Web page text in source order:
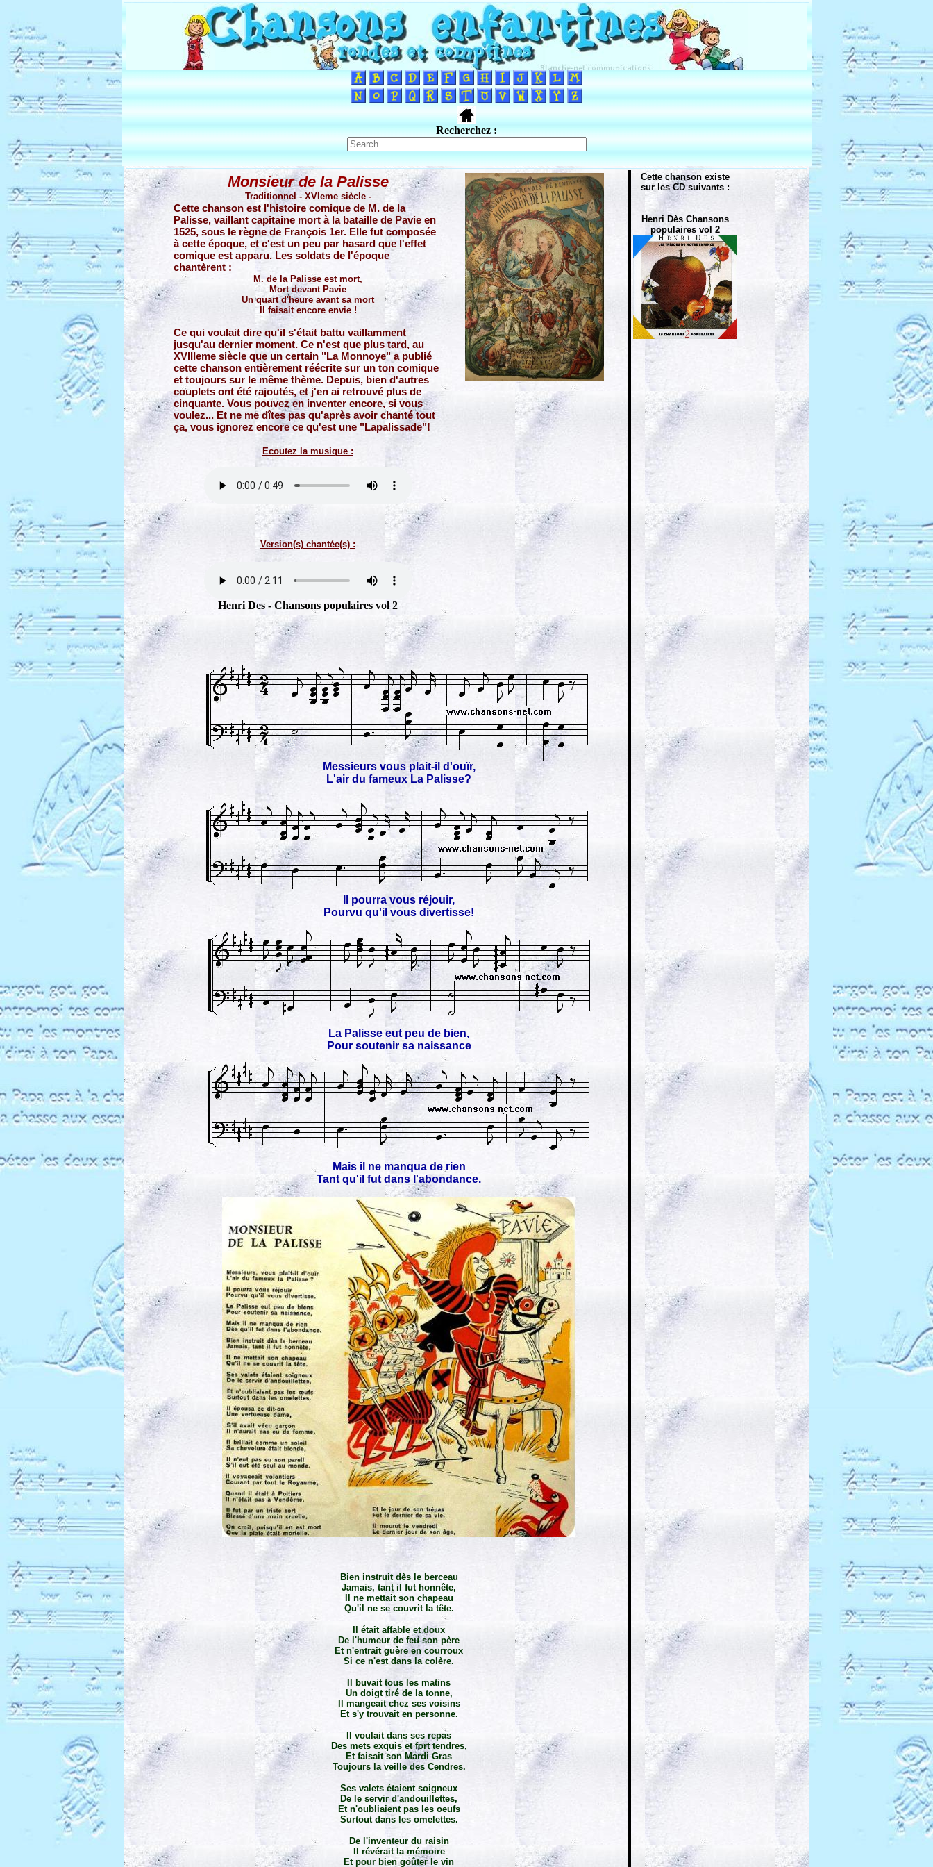
Recherchez :
Monsieur de la Palisse
Traditionnel - XVIeme siècle -
Cette chanson est l'histoire comique de M. de la
Palisse, vaillant capitaine mort à la bataille de Pavie en
1525, sous le règne de François 1er. Elle fut composée
à cette époque, et c'est un peu par hasard que l'effet
comique est apparu. Les soldats de l'époque
chantèrent :
M. de la Palisse est mort,
Mort devant Pavie
Un quart d'heure avant sa mort
Il faisait encore envie !
Ce qui voulait dire qu'il s'était battu vaillamment
jusqu'au dernier moment. Ce n'est que plus tard, au
XVIIIeme siècle que un certain "La Monnoye" a publié
cette chanson entièrement réécrite sur un ton comique
et toujours sur le même thème. Depuis, bien d'autres
couplets ont été rajoutés, et j'en ai retrouvé plus de
cinquante. Vous pouvez en inventer encore, si vous
voulez... Et ne me dîtes pas qu'après avoir chanté tout
ça, vous ignorez encore ce qu'est une "Lapalissade"!
Ecoutez la musique :
Version(s) chantée(s) :
Henri Des - Chansons populaires vol 2
Messieurs vous plait-il d'ouïr,
L'air du fameux La Palisse?
Il pourra vous réjouir,
Pourvu qu'il vous divertisse!
La Palisse eut peu de bien,
Pour soutenir sa naissance
Mais il ne manqua de rien
Tant qu'il fut dans l'abondance.
Bien instruit dès le berceau
Jamais, tant il fut honnête,
Il ne mettait son chapeau
Qu'il ne se couvrit la tête.
Il était affable et doux
De l'humeur de feu son père
Et n'entrait guère en courroux
Si ce n'est dans la colère.
Il buvait tous les matins
Un doigt tiré de la tonne,
Il mangeait chez ses voisins
Et s'y trouvait en personne.
Il voulait dans ses repas
Des mets exquis et fort tendres,
Et faisait son Mardi Gras
Toujours la veille des Cendres.
Ses valets étaient soigneux
De le servir d'andouillettes,
Et n'oubliaient pas les oeufs
Surtout dans les omelettes.
De l'inventeur du raisin
Il révérait la mémoire
Et pour bien goûter le vin
Cette chanson existe
sur les CD suivants :
Henri Dès Chansons
populaires vol 2